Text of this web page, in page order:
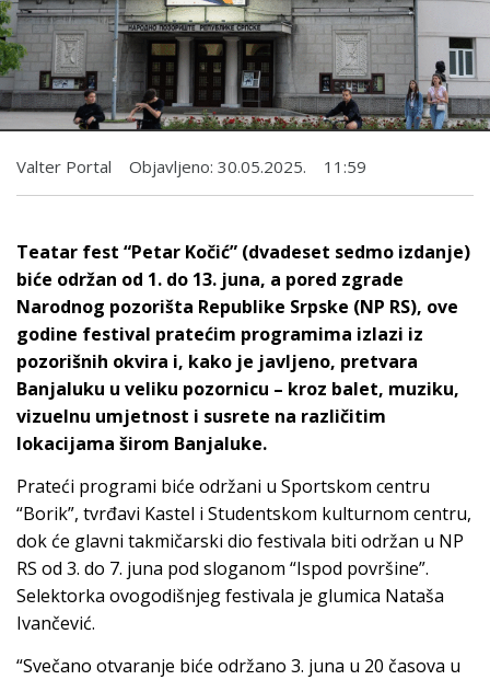
Valter Portal Objavljeno: 30.05.2025. 11:59
Teatar fest “Petar Kočić” (dvadeset sedmo izdanje)
biće održan od 1. do 13. juna, a pored zgrade
Narodnog pozorišta Republike Srpske (NP RS), ove
godine festival pratećim programima izlazi iz
pozorišnih okvira i, kako je javljeno, pretvara
Banjaluku u veliku pozornicu – kroz balet, muziku,
vizuelnu umjetnost i susrete na različitim
lokacijama širom Banjaluke.
Prateći programi biće održani u Sportskom centru
“Borik”, tvrđavi Kastel i Studentskom kulturnom centru,
dok će glavni takmičarski dio festivala biti održan u NP
RS od 3. do 7. juna pod sloganom “Ispod površine”.
Selektorka ovogodišnjeg festivala je glumica Nataša
Ivančević.
“Svečano otvaranje biće održano 3. juna u 20 časova u